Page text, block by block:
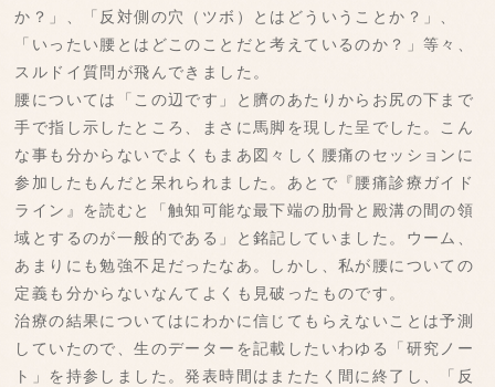
か？」、「反対側の穴（ツボ）とはどういうことか？」、
「いったい腰とはどこのことだと考えているのか？」等々、
スルドイ質問が飛んできました。
腰については「この辺です」と臍のあたりからお尻の下まで
手で指し示したところ、まさに馬脚を現した呈でした。こん
な事も分からないでよくもまあ図々しく腰痛のセッションに
参加したもんだと呆れられました。あとで『腰痛診療ガイド
ライン』を読むと「触知可能な最下端の肋骨と殿溝の間の領
域とするのが一般的である」と銘記していました。ウーム、
あまりにも勉強不足だったなあ。しかし、私が腰についての
定義も分からないなんてよくも見破ったものです。
治療の結果についてはにわかに信じてもらえないことは予測
していたので、生のデーターを記載したいわゆる「研究ノー
ト」を持参しました。発表時間はまたたく間に終了し、「反